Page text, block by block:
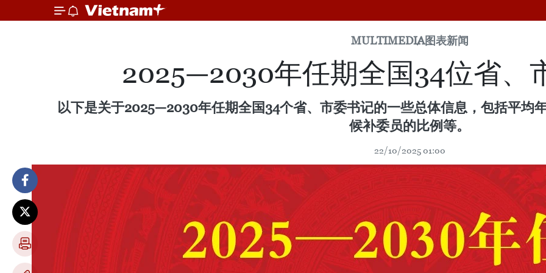
MULTIMEDIA图表新闻
2025—2030年任期全国34位省、
以下是关于2025—2030年任期全国34个省、市委书记的一些总体信息，包括平均
候补委员的比例等。
22/10/2025 01:00